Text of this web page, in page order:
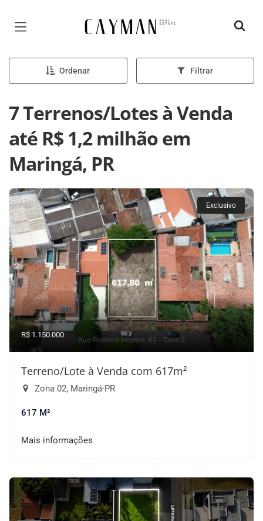
Página inicial
Ordenar Filtrar
7 Terrenos/Lotes à Venda
até R$ 1,2 milhão em
Maringá, PR
Exclusivo
R$ 1.150.000
Terreno/Lote à Venda com 617m²
Zona 02, Maringá-PR
617 M²
Mais informações